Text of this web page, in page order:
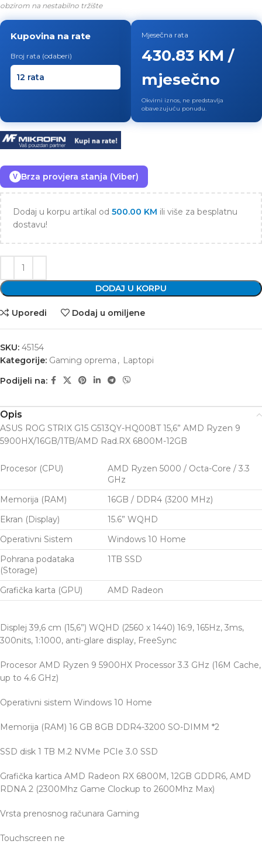
obzirom na nestabilno tržište
Kupovina na rate
Broj rata (odaberi)
Mjesečna rata
430.83 KM /
mjesečno
Okvirni iznos, ne predstavlja
obavezujuću ponudu.
V Brza provjera stanja (Viber)
Dodaj u korpu artikal od 500.00 KM ili više za besplatnu
dostavu!
DODAJ U KORPU
Uporedi Dodaj u omiljene
SKU: 45154
Kategorije: Gaming oprema , Laptopi
Podijeli na:
Opis
ASUS ROG STRIX G15 G513QY-HQ008T 15,6” AMD Ryzen 9
5900HX/16GB/1TB/AMD Rad.RX 6800M-12GB
Procesor (CPU)
AMD Ryzen 5000 / Octa-Core / 3.3
GHz
Memorija (RAM)
16GB / DDR4 (3200 MHz)
Ekran (Display)
15.6” WQHD
Operativni Sistem
Windows 10 Home
Pohrana podataka
(Storage)
1TB SSD
Grafička karta (GPU) AMD Radeon
Displej 39,6 cm (15,6”) WQHD (2560 x 1440) 16:9, 165Hz, 3ms,
300nits, 1:1000, anti-glare display, FreeSync
Procesor AMD Ryzen 9 5900HX Processor 3.3 GHz (16M Cache,
up to 4.6 GHz)
Operativni sistem Windows 10 Home
Memorija (RAM) 16 GB 8GB DDR4-3200 SO-DIMM *2
SSD disk 1 TB M.2 NVMe PCIe 3.0 SSD
Grafička kartica AMD Radeon RX 6800M, 12GB GDDR6, AMD
RDNA 2 (2300Mhz Game Clockup to 2600Mhz Max)
Vrsta prenosnog računara Gaming
Touchscreen ne